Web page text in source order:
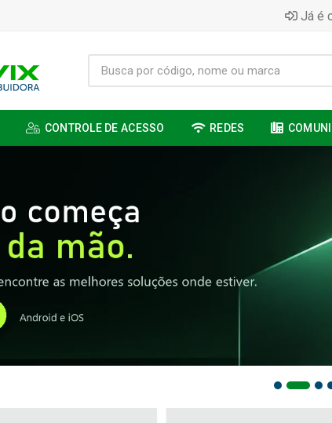
Já é
CONTROLE DE ACESSO REDES